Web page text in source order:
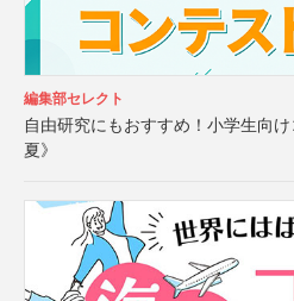
編集部セレクト
自由研究にもおすすめ！小学生向
夏》